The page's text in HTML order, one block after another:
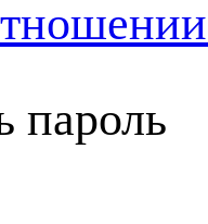
пароль